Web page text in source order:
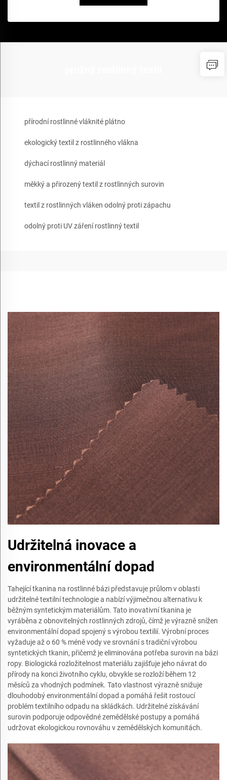
přírodní rostlinné vláknité plátno
ekologický textil z rostlinného vlákna
dýchací rostlinný materiál
měkký a přirozený textil z rostlinných surovin
textil z rostlinných vláken odolný proti zápachu
odolný proti UV záření rostlinný textil
Udržitelná inovace a
environmentální dopad
Tahející tkanina na rostlinné bázi představuje průlom v oblasti
udržitelné textilní technologie a nabízí výjimečnou alternativu k
běžným syntetickým materiálům. Tato inovativní tkanina je
vyráběna z obnovitelných rostlinných zdrojů, čímž je výrazně snížen
environmentální dopad spojený s výrobou textilií. Výrobní proces
vyžaduje až o 60 % méně vody ve srovnání s tradiční výrobou
syntetických tkanin, přičemž je eliminována potřeba surovin na bázi
ropy. Biologická rozložitelnost materiálu zajišťuje jeho návrat do
přírody na konci životního cyklu, obvykle se rozloží během 12
měsíců za vhodných podmínek. Tato vlastnost výrazně snižuje
dlouhodobý environmentální dopad a pomáhá řešit rostoucí
problém textilního odpadu na skládkách. Udržitelné získávání
surovin podporuje odpovědné zemědělské postupy a pomáhá
udržovat ekologickou rovnováhu v zemědělských komunitách.